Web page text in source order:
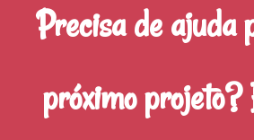
Precisa de ajuda
próximo